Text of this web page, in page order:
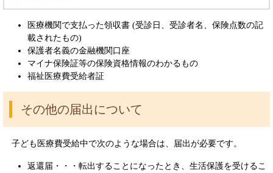
医療機関で支払った領収書 (受診日、受診者名、保険点数の記
載されたもの)
保護者名義の金融機関口座
マイナ保険証等の保険資格情報のわかるもの
福祉医療費受給者証
その他の届出について
子ども医療費受給中で次のような場合は、届出が必要です。
返還届・・・転出することになったとき、生活保護を受けるこ